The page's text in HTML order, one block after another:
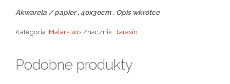
Akwarela / papier , 40x30cm . Opis wkrótce
Kategoria: Malarstwo Znacznik:Tarasin
Podobne produkty